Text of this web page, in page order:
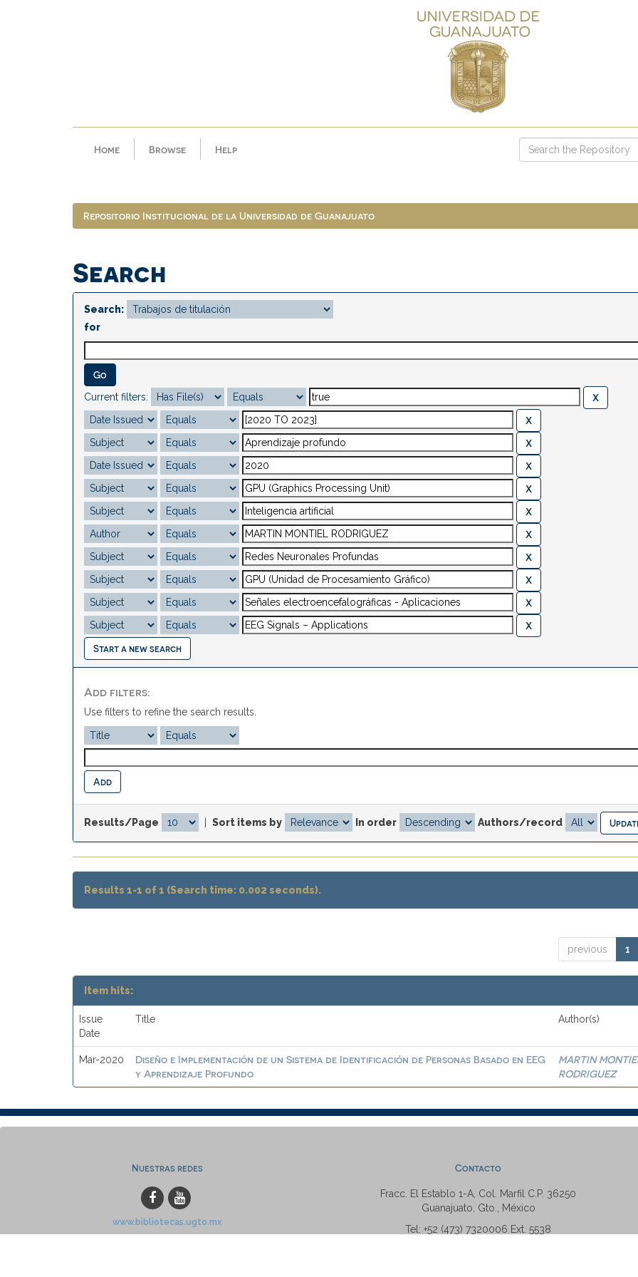
Home Browse Help
Repositorio Institucional de la Universidad de Guanajuato
Search
Search:
for
Current filters:
Start a new search
Add filters:
Use filters to refine the search results.
Results/Page Sort items by In order Authors/record
Results 1-1 of 1 (Search time: 0.002 seconds).
previous 1
Item hits:
Issue
Date
Title Author(s)
Mar-2020
Diseño e Implementación de un Sistema de Identificación de Personas Basado en EEG
y Aprendizaje Profundo
MARTIN
RODRIGUEZ
Nuestras redes
www.bibliotecas.ugto.mx
Contacto
Fracc. El Establo 1-A, Col. Marfil C.P. 36250
Guanajuato, Gto., México
Tel: +52 (473) 7320006 Ext. 5538